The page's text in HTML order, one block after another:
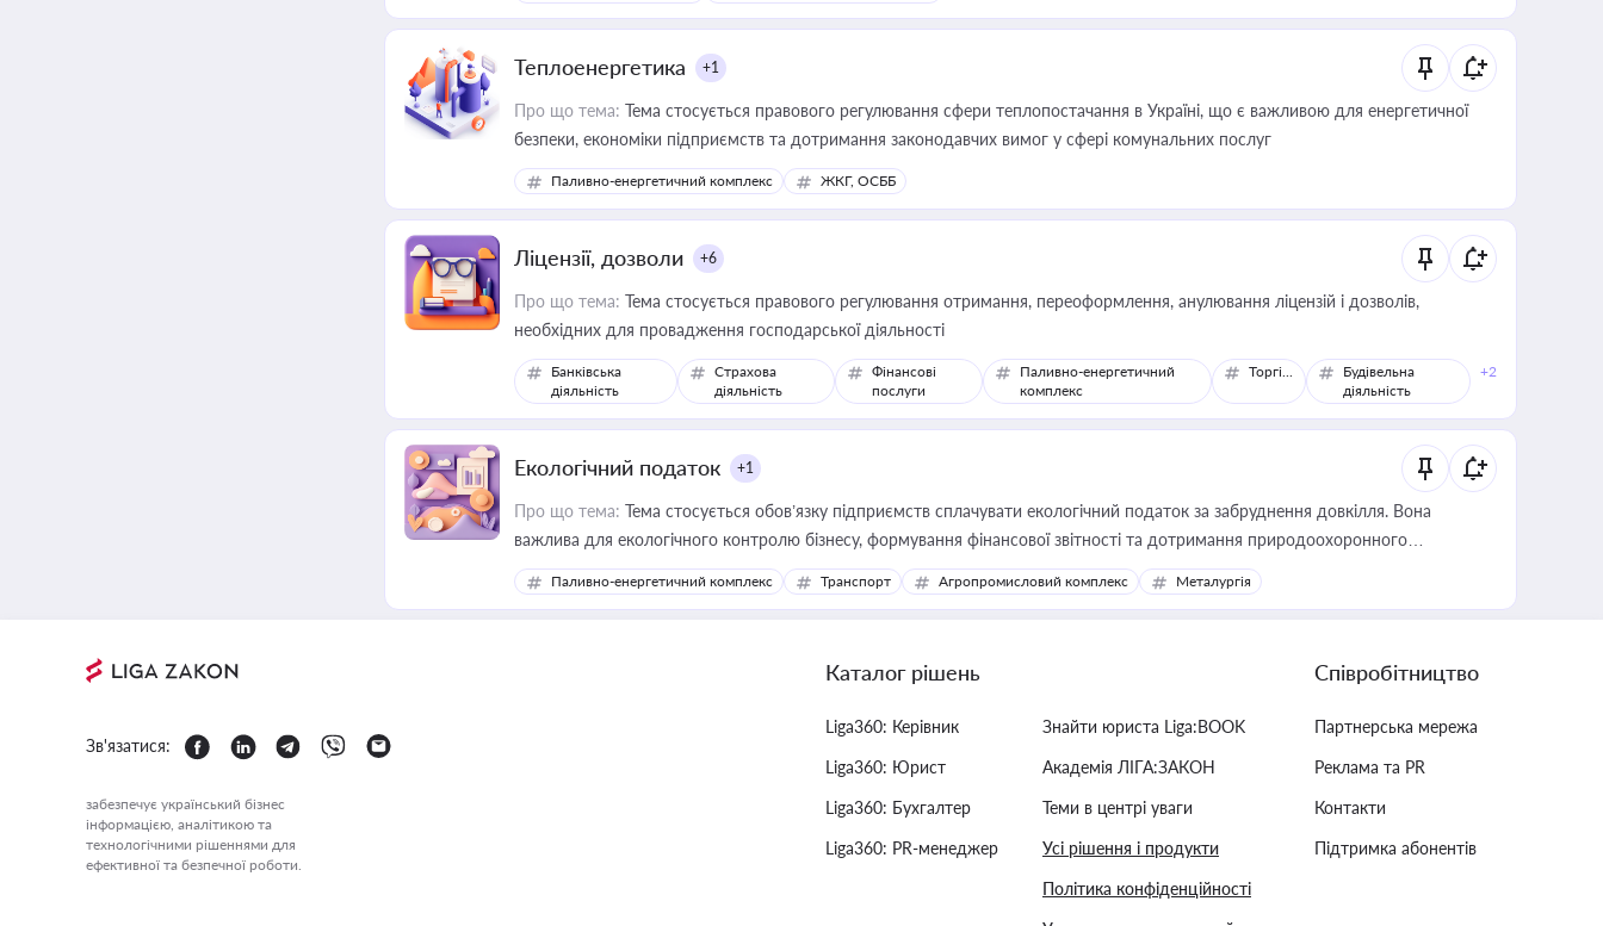
Теплоенергетика +1
Про що тема: Тема стосується правового регулювання сфери теплопостачання в Україні, що є важливою для енергетичної
безпеки, економіки підприємств та дотримання законодавчих вимог у сфері комунальних послуг
Паливно-енергетичний комплекс ЖКГ, ОСББ
Ліцензії, дозволи +6
Про що тема: Тема стосується правового регулювання отримання, переоформлення, анулювання ліцензій і дозволів,
необхідних для провадження господарської діяльності
Банківська
діяльність
Страхова
діяльність
Фінансові
послуги
Паливно-енергетичний
комплекс
Торгівля
Будівельна
діяльність
+2
Екологічний податок +1
Про що тема: Тема стосується обов’язку підприємств сплачувати екологічний податок за забруднення довкілля. Вона
важлива для екологічного контролю бізнесу, формування фінансової звітності та дотримання природоохоронного
законодавства
Паливно-енергетичний комплекс Транспорт Агропромисловий комплекс Металургія
Зв'язатися:
забезпечує український бізнес
інформацією, аналітикою та
технологічними рішеннями для
ефективної та безпечної роботи.
Каталог рішень
Liga360: Керівник
Liga360: Юрист
Liga360: Бухгалтер
Liga360: PR-менеджер
Знайти юриста Liga:BOOK
Академія ЛІГА:ЗАКОН
Теми в центрі уваги
Усі рішення і продукти
Політика конфіденційності
Співробітництво
Партнерська мережа
Реклама та PR
Контакти
Підтримка абонентів